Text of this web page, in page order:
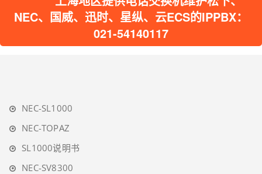
NEC、国威、迅时、星纵、云ECS的IPPBX：
021-54140117
NEC-SL1000
NEC-TOPAZ
SL1000说明书
NEC-SV8300